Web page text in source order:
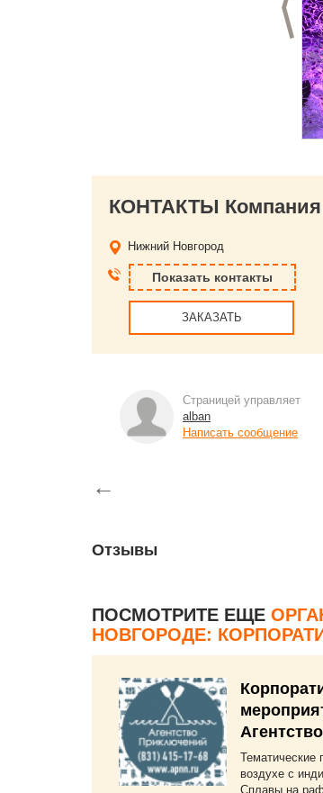
КОНТАКТЫ Компания
Нижний Новгород
Показать контакты
ЗАКАЗАТЬ
Страницей управляет
alban
Написать сообщение
←
Отзывы
ПОСМОТРИТЕ ЕЩЕ
НОВГОРОДЕ:
Тематические
воздухе с
Сплавы на